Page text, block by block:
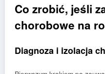
Co zrobić, jeśli
chorobowe na
Diagnoza i izolacja